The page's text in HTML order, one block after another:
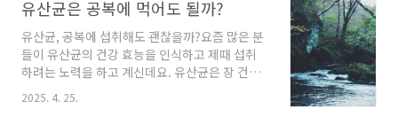
유산균은 공복에 먹어도 될까?
유산균, 공복에 섭취해도 괜찮을까?요즘 많은 분
들이 유산균의 건강 효능을 인식하고 제때 섭취
하려는 노력을 하고 계신데요. 유산균은 장 건강
을 유지하고 면역력을 강화하는 데 중요한 역할
을 합니다. 하지만 이러한 유산균을 언제, 어떻게
2025. 4. 25.